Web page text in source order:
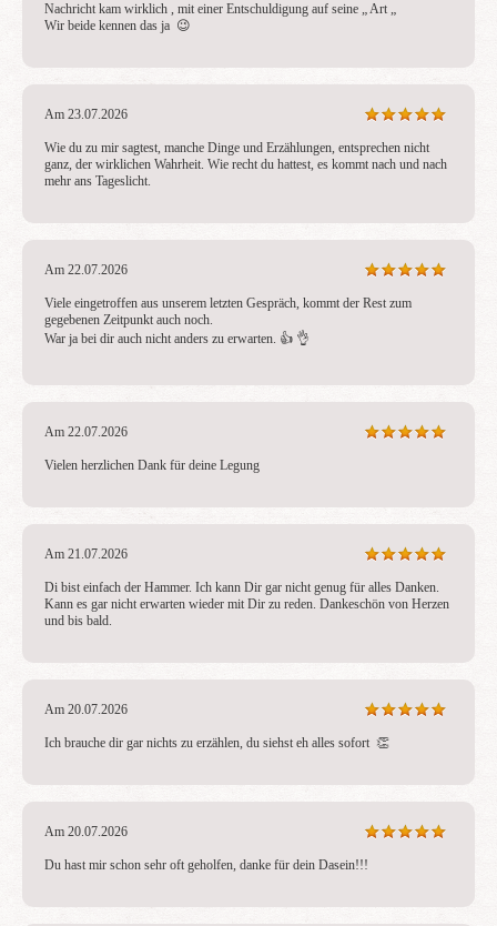
Nachricht kam wirklich , mit einer Entschuldigung auf seine „ Art „
Wir beide kennen das ja  😉
Am 23.07.2026
Wie du zu mir sagtest, manche Dinge und Erzählungen, entsprechen nicht
ganz, der wirklichen Wahrheit. Wie recht du hattest, es kommt nach und nach
mehr ans Tageslicht.
Am 22.07.2026
Viele eingetroffen aus unserem letzten Gespräch, kommt der Rest zum
gegebenen Zeitpunkt auch noch.
War ja bei dir auch nicht anders zu erwarten. 👍 👌
Am 22.07.2026
Vielen herzlichen Dank für deine Legung
Am 21.07.2026
Di bist einfach der Hammer. Ich kann Dir gar nicht genug für alles Danken.
Kann es gar nicht erwarten wieder mit Dir zu reden. Dankeschön von Herzen
und bis bald.
Am 20.07.2026
Ich brauche dir gar nichts zu erzählen, du siehst eh alles sofort  👏
Am 20.07.2026
Du hast mir schon sehr oft geholfen, danke für dein Dasein!!!